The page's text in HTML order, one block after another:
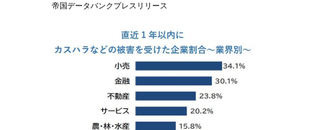
帝国データバンクプレスリリース